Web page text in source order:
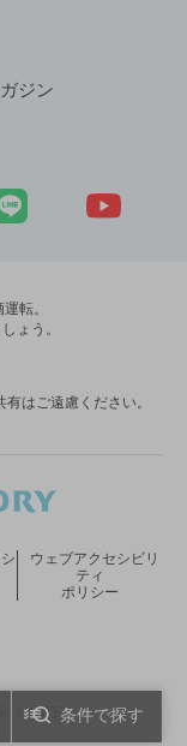
条件で探す
ジン
転。
ょう。
はご遠慮ください。
LIMITED.
ウェブアクセシビリ
ティ
ポリシー
ウィンドウで開く